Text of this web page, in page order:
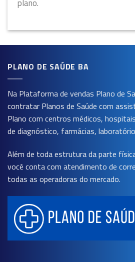
plano.
PLANO DE SAÚDE BA
Na Plataforma de vendas Plano de
contratar Planos de Saúde com
Plano com centros médicos,
de diagnóstico, farmácias,
Além de toda estrutura da parte
você conta com atendimento de
todas as operadoras do mercado.